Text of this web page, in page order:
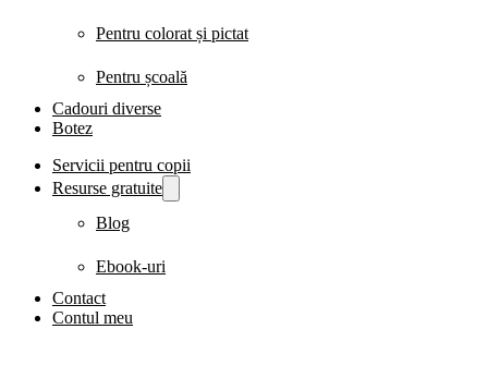
Pentru colorat și pictat
Pentru școală
Cadouri diverse
Botez
Servicii pentru copii
Resurse gratuite
Blog
Ebook-uri
Contact
Contul meu